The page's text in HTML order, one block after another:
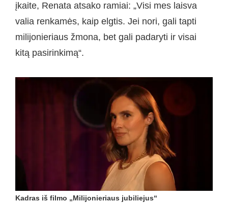
įkaite, Renata atsako ramiai: „Visi mes laisva
valia renkamės, kaip elgtis. Jei nori, gali tapti
milijonieriaus žmona, bet gali padaryti ir visai
kitą pasirinkimą“.
Kadras iš filmo „Milijonieriaus jubiliejus“